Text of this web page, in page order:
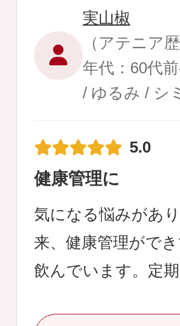
実山椒
（アテニア
年代：60代
/ ゆるみ / シミ
5.0
健康管理に
気になる悩みがあ
来、健康管理がで
飲んでいます。定